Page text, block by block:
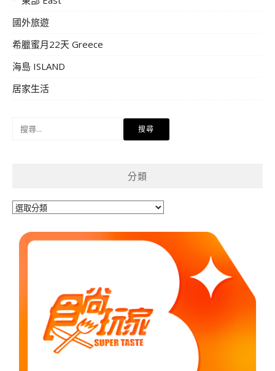
國外旅遊
希臘蜜月22天 Greece
海島 ISLAND
居家生活
分類
分